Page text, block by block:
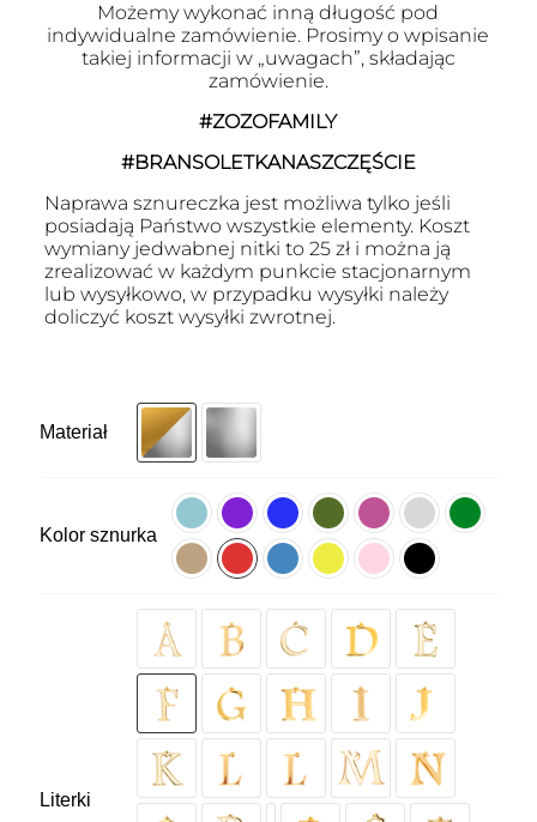
Możemy wykonać inną długość pod
indywidualne zamówienie. Prosimy o wpisanie
takiej informacji w „uwagach”, składając
zamówienie.
#ZOZOFAMILY
#BRANSOLETKANASZCZĘŚCIE
Naprawa sznureczka jest możliwa tylko jeśli
posiadają Państwo wszystkie elementy. Koszt
wymiany jedwabnej nitki to 25 zł i można ją
zrealizować w każdym punkcie stacjonarnym
lub wysyłkowo, w przypadku wysyłki należy
doliczyć koszt wysyłki zwrotnej.
Materiał
Kolor sznurka
Literki